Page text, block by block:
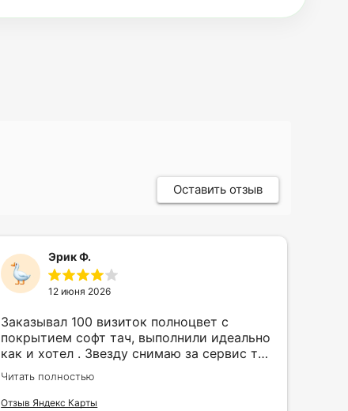
Оставить отзыв
Эрик Ф.
12 июня 2026
Заказывал 100 визиток полноцвет с
покрытием софт тач, выполнили идеально
как и хотел . Звезду снимаю за сервис так
как в первый день приехал за 30 мин до
закрытия а на месте никого не было.
Читать полностью
Отзыв Яндекс Карты